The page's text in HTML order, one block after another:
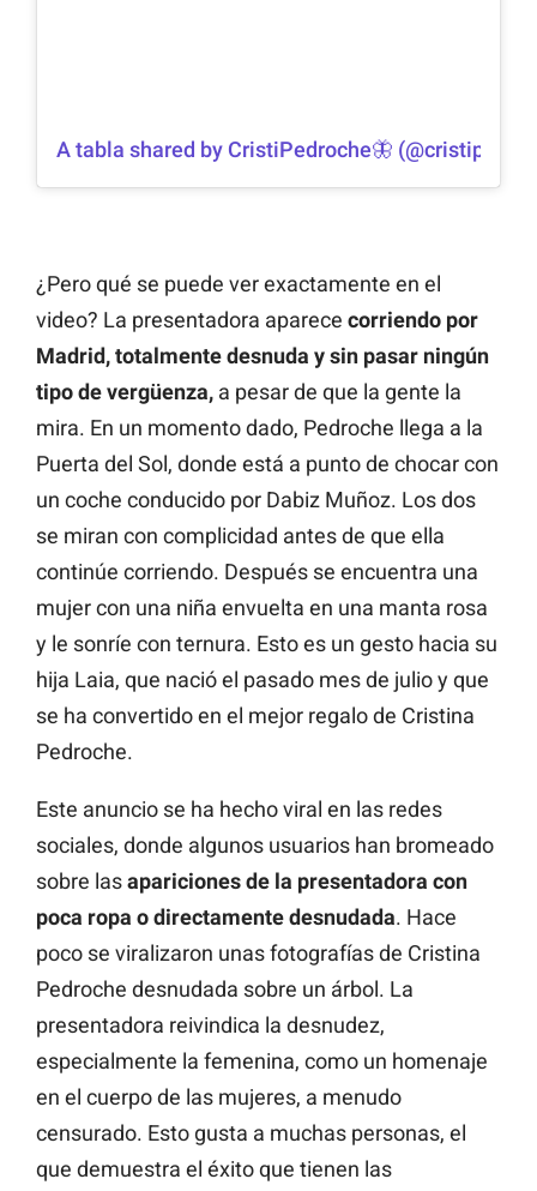
A tabla shared by CristiPedroche🦋
¿Pero qué se puede ver exactamente en el
video? La presentadora aparece corriendo por
Madrid, totalmente desnuda y sin pasar ningún
tipo de vergüenza, a pesar de que la gente la
mira. En un momento dado, Pedroche llega a la
Puerta del Sol, donde está a punto de chocar con
un coche conducido por Dabiz Muñoz. Los dos
se miran con complicidad antes de que ella
continúe corriendo. Después se encuentra una
mujer con una niña envuelta en una manta rosa
y le sonríe con ternura. Esto es un gesto hacia su
hija Laia, que nació el pasado mes de julio y que
se ha convertido en el mejor regalo de Cristina
Pedroche.
Este anuncio se ha hecho viral en las redes
sociales, donde algunos usuarios han bromeado
sobre lasapariciones de la presentadora con
poca ropa o directamente desnudada. Hace
poco se viralizaron unas fotografías de Cristina
Pedroche desnudada sobre un árbol. La
presentadora reivindica la desnudez,
especialmente la femenina, como un homenaje
en el cuerpo de las mujeres, a menudo
censurado. Esto gusta a muchas personas, el
que demuestra el éxito que tienen las